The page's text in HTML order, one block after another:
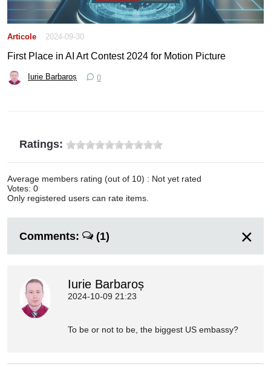
Articole 2024-09-30
First Place in AI Art Contest 2024 for Motion Picture
Iurie Barbaroș 0
Ratings:
Average members rating (out of 10) : Not yet rated
Votes: 0
Only registered users can rate items.
Comments: (1)
Iurie Barbaroș
2024-10-09 21:23
To be or not to be, the biggest US embassy?